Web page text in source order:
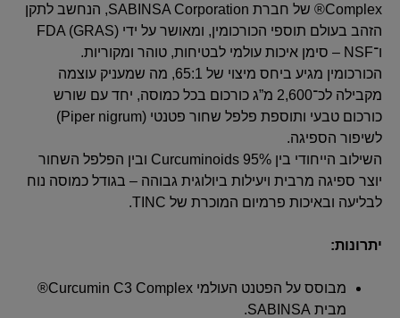
Complex® של חברת SABINSA Corporation, הנחשב לתקן
הזהב בעולם תוספי הכורכומין, ומאושר על ידי FDA (GRAS)
ו־NSF – סימן איכות עולמי לבטיחות, טוהר ומקוריות.
הכורכומין מגיע ביחס מיצוי של 65:1, מה שמעניק עוצמה
מקבילה לכ־2,600 מ”ג כורכום בכל כמוסה, יחד עם שורש
כורכום טבעי ותוספת פלפל שחור פטנטי (Piper nigrum)
לשיפור הספיגה.
השילוב הייחודי בין Curcuminoids 95% ובין הפלפל השחור
יוצר ספיגה מרבית ויעילות ביולוגית גבוהה – בגודל כמוסה נוח
לבליעה ובאיכות פרמיום המוכרת של TINC.
יתרונות:
מבוסס על הפטנט העולמי Curcumin C3 Complex®
מבית SABINSA.